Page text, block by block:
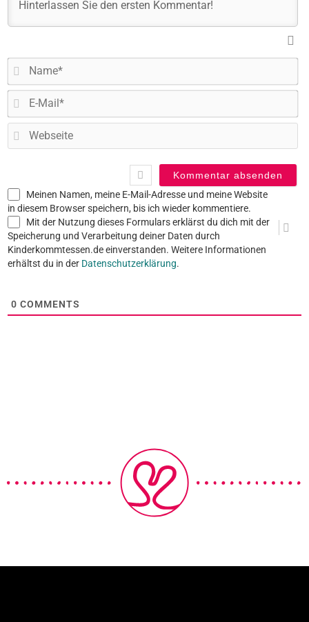
E-
Meinen Namen, meine E-Mail-Adresse und meine Website
in diesem Browser speichern, bis ich wieder kommentiere.
Mit der Nutzung dieses Formulars erklärst du dich mit der
Speicherung und Verarbeitung deiner Daten durch
Kinderkommtessen.de einverstanden. Weitere Informationen
erhältst du in der Datenschutzerklärung.
0 COMMENTS